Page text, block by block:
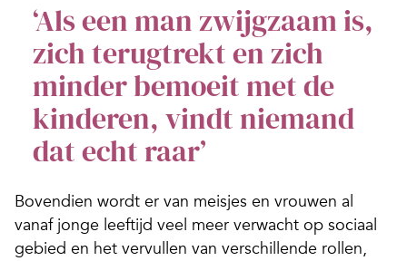
‘Als een man zwijgzaam is,
zich terugtrekt en zich
minder bemoeit met de
kinderen, vindt niemand
dat echt raar’
Bovendien wordt er van meisjes en vrouwen al
vanaf jonge leeftijd veel meer verwacht op sociaal
gebied en het vervullen van verschillende rollen,